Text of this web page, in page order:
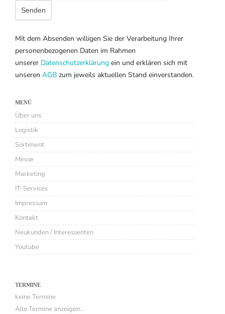
Senden
Mit dem Absenden willigen Sie der Verarbeitung Ihrer
personenbezogenen Daten im Rahmen
unserer Datenschutzerklärung ein und erklären sich mit
unseren AGB zum jeweils aktuellen Stand einverstanden.
MENÜ
Über uns
Logistik
Sortiment
Messe
Marketing
IT-Services
Impressum
Kontakt
Neukunden / Interessenten
Youtube
TERMINE
keine Termine
Alle Termine anzeigen...